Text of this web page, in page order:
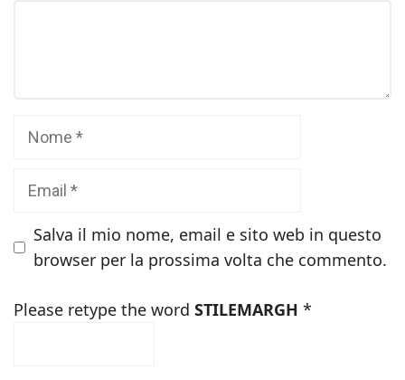
Salva il mio nome, email e sito web in questo
browser per la prossima volta che commento.
Please retype the word STILEMARGH *